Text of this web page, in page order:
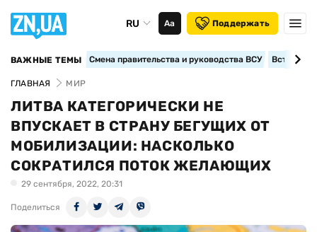
RU Аа Поддержать
ВАЖНЫЕ ТЕМЫ Смена правительства и руководства ВСУ
ГЛАВНАЯ МИР
ЛИТВА КАТЕГОРИЧЕСКИ НЕ
ВПУСКАЕТ В СТРАНУ БЕГУЩИХ ОТ
МОБИЛИЗАЦИИ: НАСКОЛЬКО
СОКРАТИЛСЯ ПОТОК ЖЕЛАЮЩИХ
29 сентября, 2022, 20:31
Поделиться